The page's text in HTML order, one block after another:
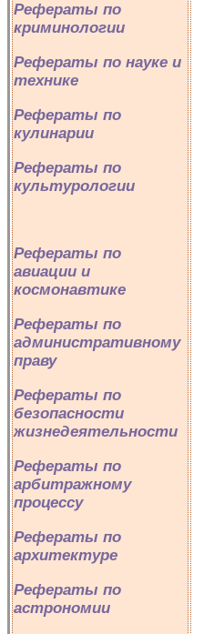
Рефераты по
криминологии
Рефераты по науке и
технике
Рефераты по
кулинарии
Рефераты по
культурологии
Рефераты по
авиации и
космонавтике
Рефераты по
административному
праву
Рефераты по
безопасности
жизнедеятельности
Рефераты по
арбитражному
процессу
Рефераты по
архитектуре
Рефераты по
астрономии